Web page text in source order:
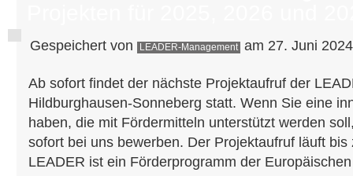
Gespeichert von LEADER-Management am 27. Juni
Ab sofort findet der nächste Projektaufruf der
Hildburghausen-Sonneberg statt. Wenn Sie eine
haben, die mit Fördermitteln unterstützt werden
sofort bei uns bewerben. Der Projektaufruf läuft bis
LEADER ist ein Förderprogramm der